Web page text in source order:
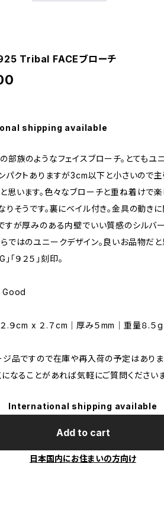
Tribal FACEブローチ
shipping available
部族のようなフェイスブローチ。とてもユ
パクトありますが3cm以下と小さいので
思います。色々なブローチと重ね着けで
りそうです。裏にベイル付き。金具の動き
すが厚みのある内壁でいい質感のシルバー
ではのユニークデザイン。良いお品物だと
「９２５」刻印。
９cm x ２.７cm｜厚み５mm｜重量８.５g
ジ品ですので在庫や再入荷の予定はありま
になることがあれば気軽にご質問くださいま
International shipping available
Add to cart
日本国内にお住まいの方向け